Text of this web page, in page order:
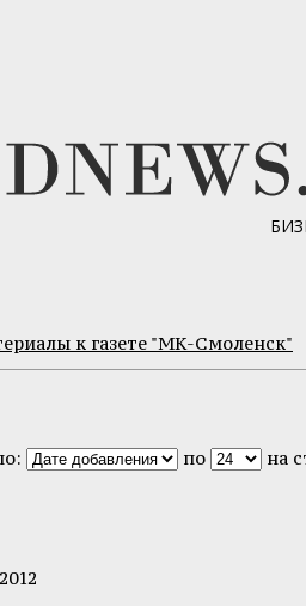
к газете "МК-Смоленск"
по на